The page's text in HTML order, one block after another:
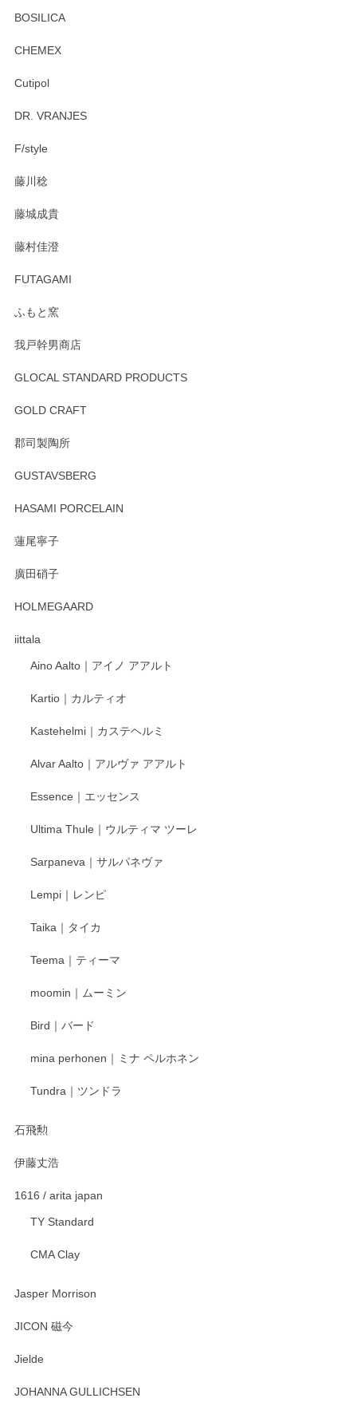
BOSILICA
CHEMEX
Cutipol
DR. VRANJES
F/style
藤川稔
藤城成貴
藤村佳澄
FUTAGAMI
ふもと窯
我戸幹男商店
GLOCAL STANDARD PRODUCTS
GOLD CRAFT
郡司製陶所
GUSTAVSBERG
HASAMI PORCELAIN
蓮尾寧子
廣田硝子
HOLMEGAARD
iittala
Aino Aalto｜アイノ アアルト
Kartio｜カルティオ
Kastehelmi｜カステヘルミ
Alvar Aalto｜アルヴァ アアルト
Essence｜エッセンス
Ultima Thule｜ウルティマ ツーレ
Sarpaneva｜サルパネヴァ
Lempi｜レンピ
Taika｜タイカ
Teema｜ティーマ
moomin｜ムーミン
Bird｜バード
mina perhonen｜ミナ ペルホネン
Tundra｜ツンドラ
石飛勲
伊藤丈浩
1616 / arita japan
TY Standard
CMA Clay
Jasper Morrison
JICON 磁今
Jielde
JOHANNA GULLICHSEN